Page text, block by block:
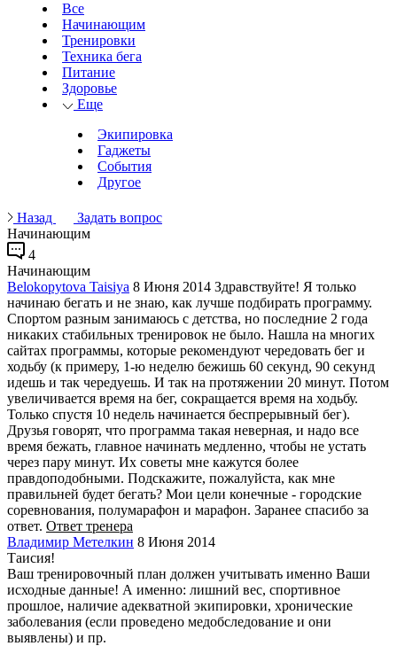
Все
Начинающим
Тренировки
Техника бега
Питание
Здоровье
Еще
Экипировка
Гаджеты
События
Другое
Назад
Задать вопрос
Начинающим
4
Начинающим
Belokopytova Taisiya 8 Июня 2014 Здравствуйте! Я только
начинаю бегать и не знаю, как лучше подбирать программу.
Спортом разным занимаюсь с детства, но последние 2 года
никаких стабильных тренировок не было. Нашла на многих
сайтах программы, которые рекомендуют чередовать бег и
ходьбу (к примеру, 1-ю неделю бежишь 60 секунд, 90 секунд
идешь и так чередуешь. И так на протяжении 20 минут. Потом
увеличивается время на бег, сокращается время на ходьбу.
Только спустя 10 недель начинается беспрерывный бег).
Друзья говорят, что программа такая неверная, и надо все
время бежать, главное начинать медленно, чтобы не устать
через пару минут. Их советы мне кажутся более
правдоподобными. Подскажите, пожалуйста, как мне
правильней будет бегать? Мои цели конечные - городские
соревнования, полумарафон и марафон. Заранее спасибо за
ответ. Ответ тренера
Владимир Метелкин 8 Июня 2014
Таисия!
Ваш тренировочный план должен учитывать именно Ваши
исходные данные! А именно: лишний вес, спортивное
прошлое, наличие адекватной экипировки, хронические
заболевания (если проведено медобследование и они
выявлены) и пр.